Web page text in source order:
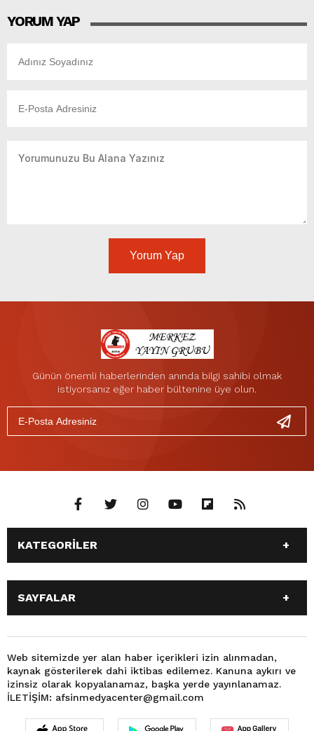
YORUM YAP
Yorum Yap
Günün önemli haberlerinden anında bilgi sahibi olmak
istiyorsanız eğer haber bültenine üye olun.
KATEGORİLER
ANASAYFA
GÜNDEM
SİYASET
SPOR
EKONOMİ
TEKNOLOJİ
3. SAYFA
BÜYÜKŞEHİR BELEDİYESİ
DÜNYA
FOTO GALERİ
KÜLTÜR SANAT
MAGAZİN
OTOMOBİL
SAĞLIK
VIDEO GALERİ
SAYFALAR
SİYASET
EĞİTİM
SPOR
EKONOMİ
TEKNOLOJİ
3. SAYFA
Web sitemizde yer alan haber içerikleri izin alınmadan,
kaynak gösterilerek dahi iktibas edilemez. Kanuna aykırı ve
izinsiz olarak kopyalanamaz, başka yerde yayınlanamaz.
İLETİŞİM: afsinmedyacenter@gmail.com